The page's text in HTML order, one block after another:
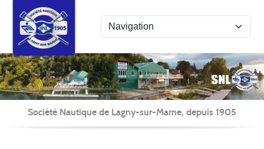
Société Nautique de Lagny-sur-Marne, depuis 1905
Panneau de gestion des cookies